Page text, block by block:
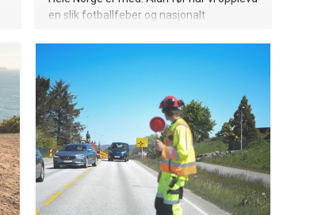
en slik fotballfeber og nasjonalt